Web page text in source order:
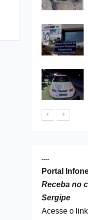
----
Portal
Receba no
Sergipe
Acesse o